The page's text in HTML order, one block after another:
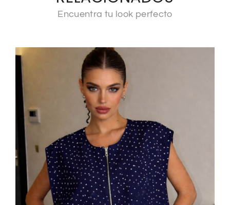
Encuentra tu look perfecto